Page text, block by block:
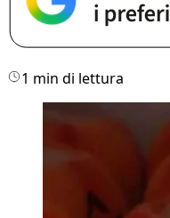
1 min di lettura